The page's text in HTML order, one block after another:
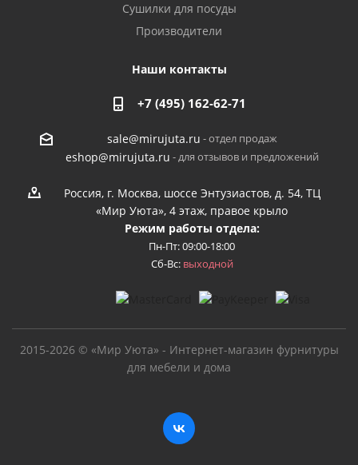
Сушилки для посуды
Производители
Наши контакты
+7 (495) 162-62-71
sale@mirujuta.ru - отдел продаж
eshop@mirujuta.ru - для отзывов и предложений
Россия, г. Москва, шоссе Энтузиастов, д. 54, ТЦ
«Мир Уюта», 4 этаж, правое крыло
Режим работы отдела:
Пн-Пт: 09:00-18:00
Сб-Вс: выходной
2015-2026 © «Мир Уюта» - Интернет-магазин фурнитуры
для мебели и дома